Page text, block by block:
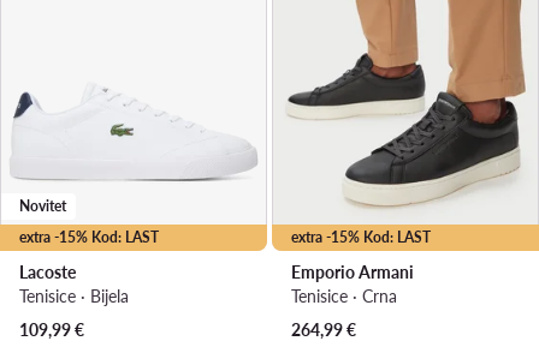
extra -15% Kod: LAST
Novitet
Lacoste
Tenisice · Bijela
109,99€
extra -15% Kod: LAST
Emporio Armani
Tenisice · Crna
264,99€